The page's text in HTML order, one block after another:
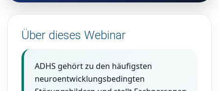
Über dieses Webinar
ADHS gehört zu den häufigsten
neuroentwicklungsbedingten